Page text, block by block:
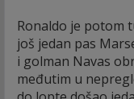
Ronaldo je potom
još jedan pas
i golman Navas
međutim u